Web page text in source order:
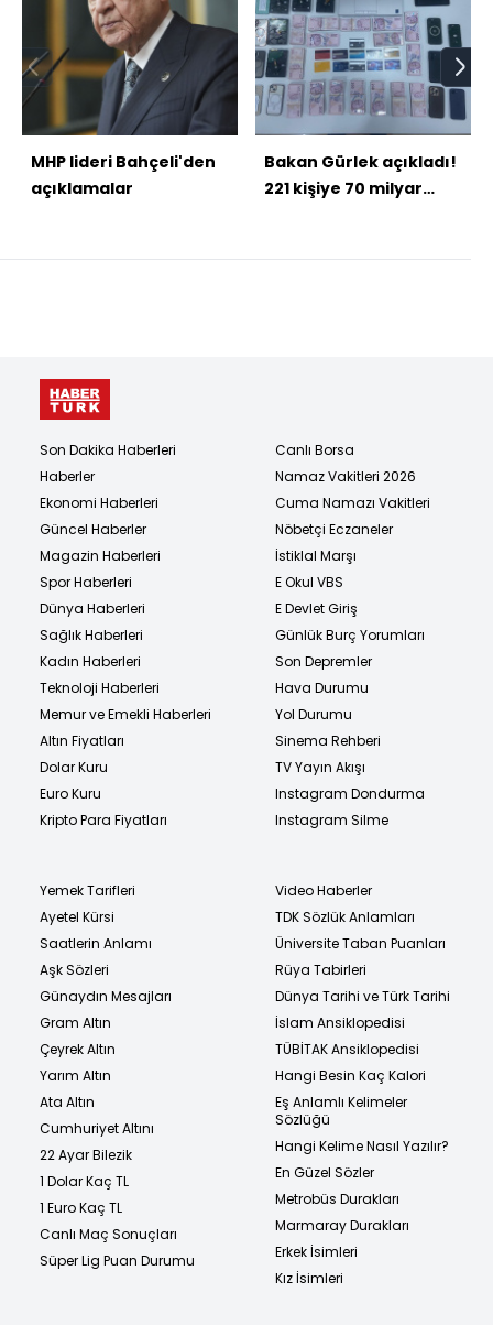
MHP lideri Bahçeli'den
açıklamalar
Bakan Gürlek açıkladı!
221 kişiye 70 milyar
Son Dakika Haberleri
Haberler
Ekonomi Haberleri
Güncel Haberler
Magazin Haberleri
Spor Haberleri
Dünya Haberleri
Sağlık Haberleri
Kadın Haberleri
Teknoloji Haberleri
Memur ve Emekli Haberleri
Altın Fiyatları
Dolar Kuru
Euro Kuru
Kripto Para Fiyatları
Canlı Borsa
Namaz Vakitleri 2026
Cuma Namazı Vakitleri
Nöbetçi Eczaneler
İstiklal Marşı
E Okul VBS
E Devlet Giriş
Günlük Burç Yorumları
Son Depremler
Hava Durumu
Yol Durumu
Sinema Rehberi
TV Yayın Akışı
Instagram Dondurma
Instagram Silme
Yemek Tarifleri
Ayetel Kürsi
Saatlerin Anlamı
Aşk Sözleri
Günaydın Mesajları
Gram Altın
Çeyrek Altın
Yarım Altın
Ata Altın
Cumhuriyet Altını
22 Ayar Bilezik
1 Dolar Kaç TL
1 Euro Kaç TL
Canlı Maç Sonuçları
Süper Lig Puan Durumu
Video Haberler
TDK Sözlük Anlamları
Üniversite Taban Puanları
Rüya Tabirleri
Dünya Tarihi ve Türk Tarihi
İslam Ansiklopedisi
TÜBİTAK Ansiklopedisi
Hangi Besin Kaç Kalori
Eş Anlamlı Kelimeler
Sözlüğü
Hangi Kelime Nasıl Yazılır?
En Güzel Sözler
Metrobüs Durakları
Marmaray Durakları
Erkek İsimleri
Kız İsimleri